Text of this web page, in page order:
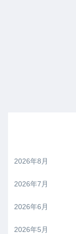
2026年8月
2026年7月
2026年6月
2026年5月